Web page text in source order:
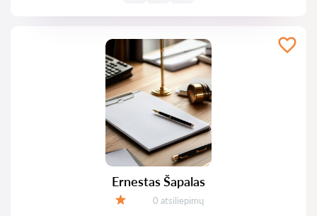
Ernestas Šapalas
Atsiliepimų:
0 atsiliepimų